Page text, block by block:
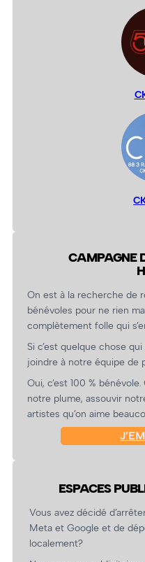
CAMPAGNE
On est à la recherche de
bénévoles pour ne rien
complètement folle qui
Si c’est quelque chose
joindre à notre équipe de
Oui, c’est 100 %
notre plume, assouvir
artistes qu’on aime
ESPACES
Vous avez décidé
Meta et Google et de
localement?